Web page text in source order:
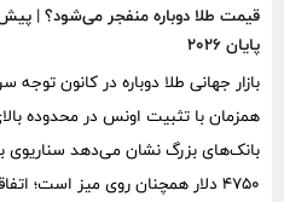
پایان ۲۰۲۶
بازار جهانی طلا دوباره در کانون توجه
۴۷۵۰ دلار همچنان روی میز است؛